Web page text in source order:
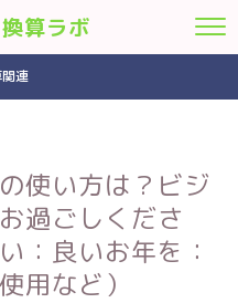
算ラボ
連
使い方は？ビジ
過ごしくださ
：良いお年を：
用など）